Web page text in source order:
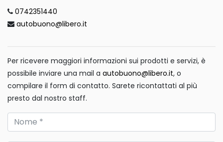
0742351440
autobuono@libero.it
Per ricevere maggiori informazioni sui prodotti e servizi, è
possibile inviare una mail a autobuono@libero.it, o
compilare il form di contatto. Sarete ricontattati al più
presto dal nostro staff.